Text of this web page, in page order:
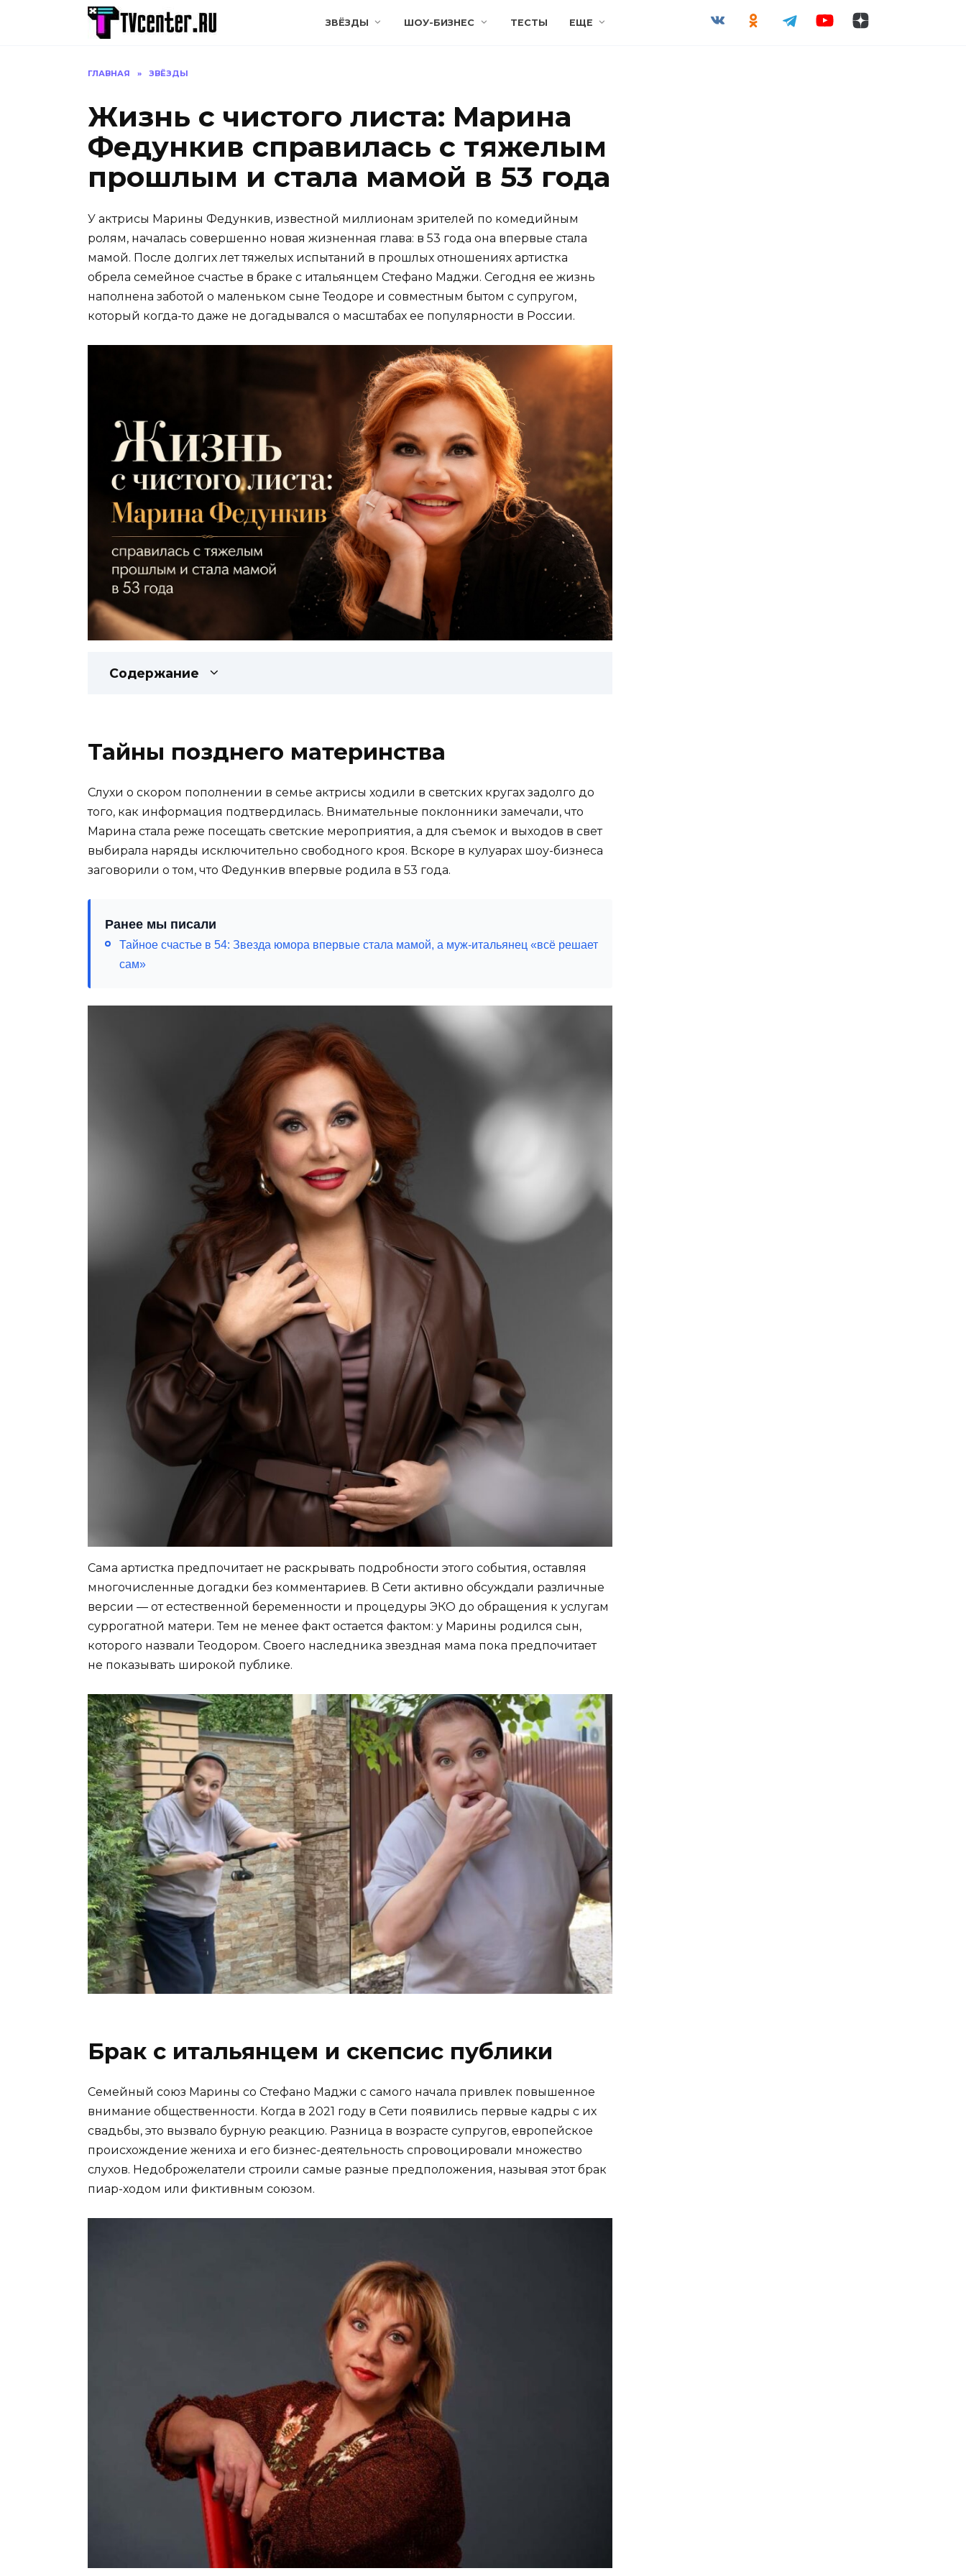
ЗВЁЗДЫ ШОУ-БИЗНЕС ТЕСТЫ ЕЩЕ
ГЛАВНАЯ » ЗВЁЗДЫ
Жизнь с чистого листа: Марина
Федункив справилась с тяжелым
прошлым и стала мамой в 53 года
У актрисы Марины Федункив, известной миллионам зрителей по комедийным
ролям, началась совершенно новая жизненная глава: в 53 года она впервые стала
мамой. После долгих лет тяжелых испытаний в прошлых отношениях артистка
обрела семейное счастье в браке с итальянцем Стефано Маджи. Сегодня ее жизнь
наполнена заботой о маленьком сыне Теодоре и совместным бытом с супругом,
который когда-то даже не догадывался о масштабах ее популярности в России.
Содержание
Тайны позднего материнства
Слухи о скором пополнении в семье актрисы ходили в светских кругах задолго до
того, как информация подтвердилась. Внимательные поклонники замечали, что
Марина стала реже посещать светские мероприятия, а для съемок и выходов в свет
выбирала наряды исключительно свободного кроя. Вскоре в кулуарах шоу-бизнеса
заговорили о том, что Федункив впервые родила в 53 года.
Ранее мы писали
Тайное счастье в 54: Звезда юмора впервые стала мамой, а муж-итальянец «всё решает
сам»
Сама артистка предпочитает не раскрывать подробности этого события, оставляя
многочисленные догадки без комментариев. В Сети активно обсуждали различные
версии — от естественной беременности и процедуры ЭКО до обращения к услугам
суррогатной матери. Тем не менее факт остается фактом: у Марины родился сын,
которого назвали Теодором. Своего наследника звездная мама пока предпочитает
не показывать широкой публике.
Брак с итальянцем и скепсис публики
Семейный союз Марины со Стефано Маджи с самого начала привлек повышенное
внимание общественности. Когда в 2021 году в Сети появились первые кадры с их
свадьбы, это вызвало бурную реакцию. Разница в возрасте супругов, европейское
происхождение жениха и его бизнес-деятельность спровоцировали множество
слухов. Недоброжелатели строили самые разные предположения, называя этот брак
пиар-ходом или фиктивным союзом.